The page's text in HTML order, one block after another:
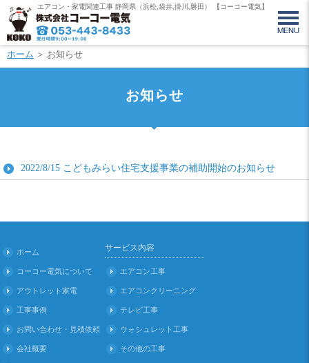
エアコン・家電関連工事 静岡県（浜松,袋井,掛川,磐田） 【コーコー電気】
ホーム ＞ お知らせ
お知らせ
2022/8/15 こどもみらい住宅支援事業の補助開始のお知らせ
ホーム
コーコー電気について
アウトレット家電
工事事例
お問い合わせ・見積依頼
会社概要
サービス内容
エアコン工事
エアコンクリーニング
テレビ工事
ウォシュレット工事
その他の工事